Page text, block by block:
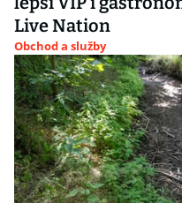
Live Nation
Obchod a služby